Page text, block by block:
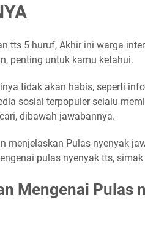
tts 5 huruf, Akhir ini warga
penting untuk kamu ketahui.
tidak akan habis, seperti
sosial terpopuler selalu
dibawah jawabannya.
menjelaskan Pulas nyenyak
pulas nyenyak tts,
Mengenai Pulas